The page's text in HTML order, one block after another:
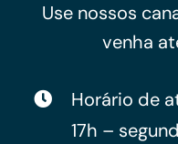
Use nossos
venha
Horário de
17h –